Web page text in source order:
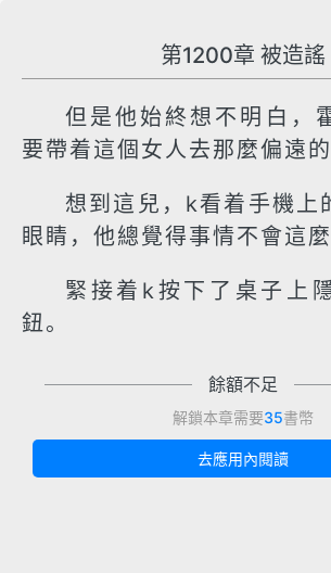
第1200章 被造謠
但是他始終想不明白，
要帶着這個女人去那麼偏遠的
想到這兒，k看着手機上
眼睛，他總覺得事情不會這麼
緊接着k按下了桌子上
鈕。
餘額不足
解鎖本章需要35書幣
去應用內閱讀